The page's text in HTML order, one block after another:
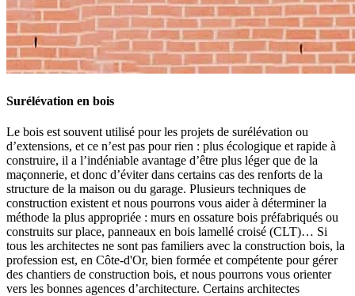
Surélévation en bois
Le bois est souvent utilisé pour les projets de surélévation ou
d’extensions, et ce n’est pas pour rien : plus écologique et rapide à
construire, il a l’indéniable avantage d’être plus léger que de la
maçonnerie, et donc d’éviter dans certains cas des renforts de la
structure de la maison ou du garage. Plusieurs techniques de
construction existent et nous pourrons vous aider à déterminer la
méthode la plus appropriée : murs en ossature bois préfabriqués ou
construits sur place, panneaux en bois lamellé croisé (CLT)… Si
tous les architectes ne sont pas familiers avec la construction bois, la
profession est, en Côte-d'Or, bien formée et compétente pour gérer
des chantiers de construction bois, et nous pourrons vous orienter
vers les bonnes agences d’architecture. Certains architectes